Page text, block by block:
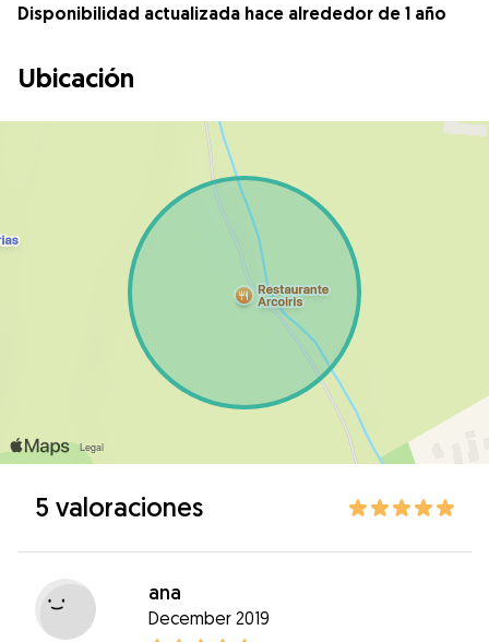
Disponibilidad actualizada hace alrededor de 1 año
Ubicación
5 valoraciones
ana
December 2019